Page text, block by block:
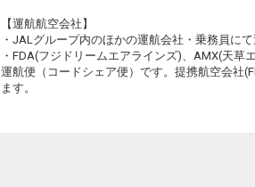
クラスJを利用する
長崎
東京(羽田)
7
【運航航空会社】
・JALグループ内のほかの運航会社・乗務員に
・FDA(フジドリームエアラインズ)、AMX(天
運航便（コードシェア便）です。提携航空会社
ます。